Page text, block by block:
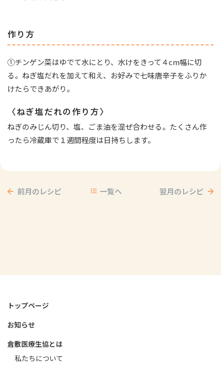
作り方
①チンゲン菜はゆでて水にとり、水けをきって４cm幅に切
る。ねぎ塩だれを加えて和え、お好みで七味唐辛子をふりか
けたらできあがり。
〈ねぎ塩だれの作り方〉
ねぎのみじん切り、塩、ごま油を混ぜ合わせる。たくさん作
ったら冷蔵庫で１週間程度は日持ちします。
前月のレシピ 一覧へ 翌月のレシピ
トップページ
お知らせ
倉敷医療生協とは
私たちについて